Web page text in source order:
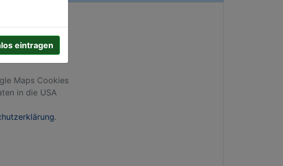
Maps Cookies
in die USA
.
eintragen